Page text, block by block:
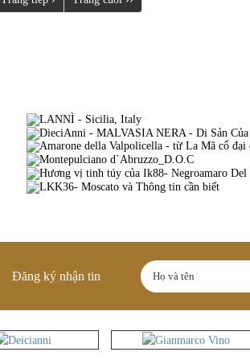
Đăng ký nhận tin